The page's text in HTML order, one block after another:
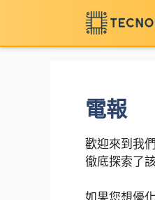
內
電報
歡迎來到我
徹底探索了
如果您想優